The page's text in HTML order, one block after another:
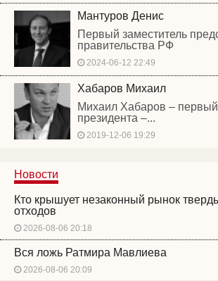
Мантуров Денис
Первый заместитель
правительства РФ
2024-06-12 22:49
Хабаров Михаил
Михаил Хабаров – первый
президента –...
2019-12-06 19:29
Новости
Кто крышует незаконный рынок
отходов
2026-08-06 20:18
Вся ложь Ратмира Мавлиева
2026-08-06 20:09